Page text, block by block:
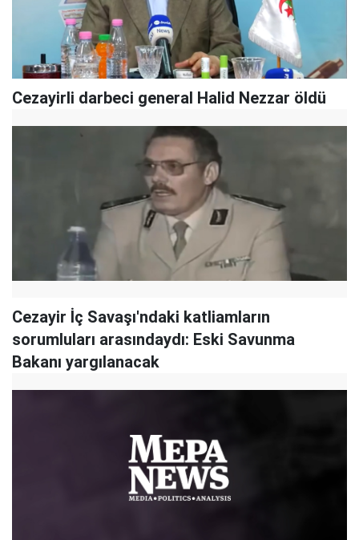
Cezayirli darbeci general Halid Nezzar öldü
Cezayir İç Savaşı'ndaki katliamların
sorumluları arasındaydı: Eski Savunma
Bakanı yargılanacak